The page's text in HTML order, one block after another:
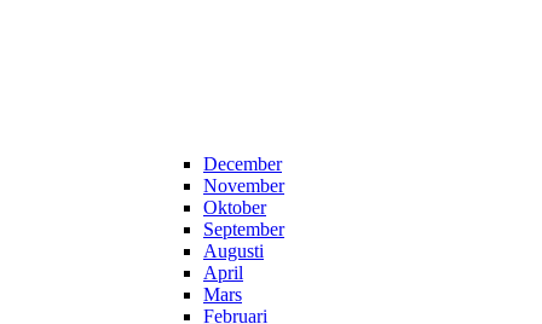
December
November
Oktober
September
Augusti
April
Mars
Februari